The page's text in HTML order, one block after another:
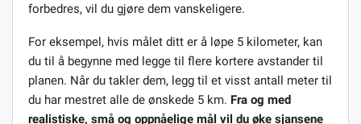
forbedres, vil du gjøre dem vanskeligere.
For eksempel, hvis målet ditt er å løpe 5 kilometer, kan
du til å begynne med legge til flere kortere avstander til
planen. Når du takler dem, legg til et visst antall meter til
du har mestret alle de ønskede 5 km. Fra og med
realistiske, små og oppnåelige mål vil du øke sjansene